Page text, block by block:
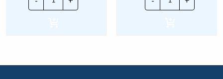
BD2000
|
Balance
|